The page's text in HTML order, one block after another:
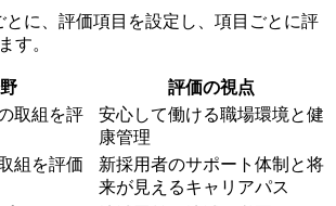
とに、評価項目を設定し、項目ごとに評
す。
評価の視点
取組を評
安心して働ける職場環境と健
康管理
組を評価
新採用者のサポート体制と将
来が見えるキャリアパス